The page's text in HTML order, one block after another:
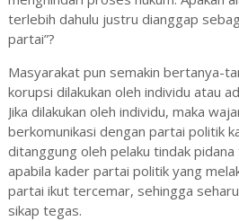
terlebih dahulu justru dianggap
partai”?
Masyarakat pun semakin bertanya-
korupsi dilakukan oleh individu atau
Jika dilakukan oleh individu, maka
berkomunikasi dengan partai politik
ditanggung oleh pelaku tindak
apabila kader partai politik yang
partai ikut tercemar, sehingga
sikap tegas.